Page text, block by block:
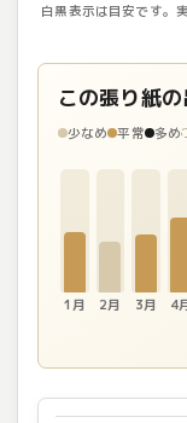
白黒表示は目安です。
この張り紙
少なめ 平常 多め
1月 2月 3月 4